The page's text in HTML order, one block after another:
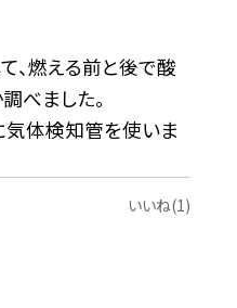
、燃える前と後で酸
べました。
体検知管を使いま
いいね(1)